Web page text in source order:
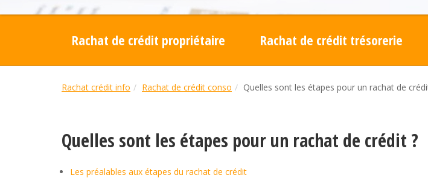
Rachat de crédit propriétaire Rachat de crédit trésorerie
Rachat crédit info Rachat de crédit conso Quelles sont les étapes pour un rachat de
Quelles sont les étapes pour un rachat de crédit ?
Les préalables aux étapes du rachat de crédit